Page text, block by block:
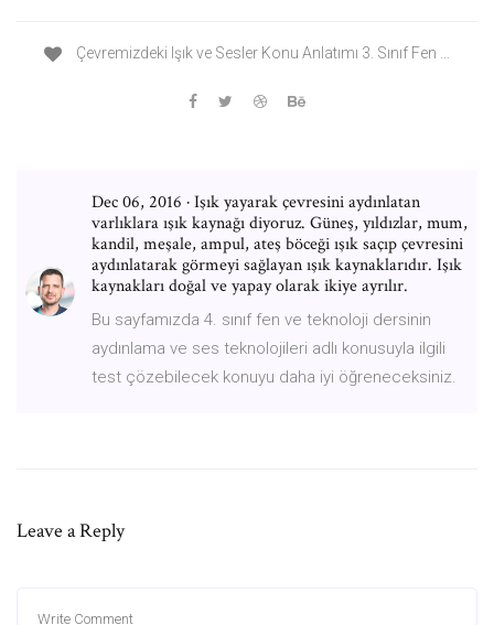
Çevremizdeki Işık ve Sesler Konu Anlatımı 3. Sınıf Fen ...
Dec 06, 2016 · Işık yayarak çevresini aydınlatan
varlıklara ışık kaynağı diyoruz. Güneş, yıldızlar, mum,
kandil, meşale, ampul, ateş böceği ışık saçıp çevresini
aydınlatarak görmeyi sağlayan ışık kaynaklarıdır. Işık
kaynakları doğal ve yapay olarak ikiye ayrılır.
Bu sayfamızda 4. sınıf fen ve teknoloji dersinin
aydınlama ve ses teknolojileri adlı konusuyla ilgili
test çözebilecek konuyu daha iyi öğreneceksiniz.
Leave a Reply